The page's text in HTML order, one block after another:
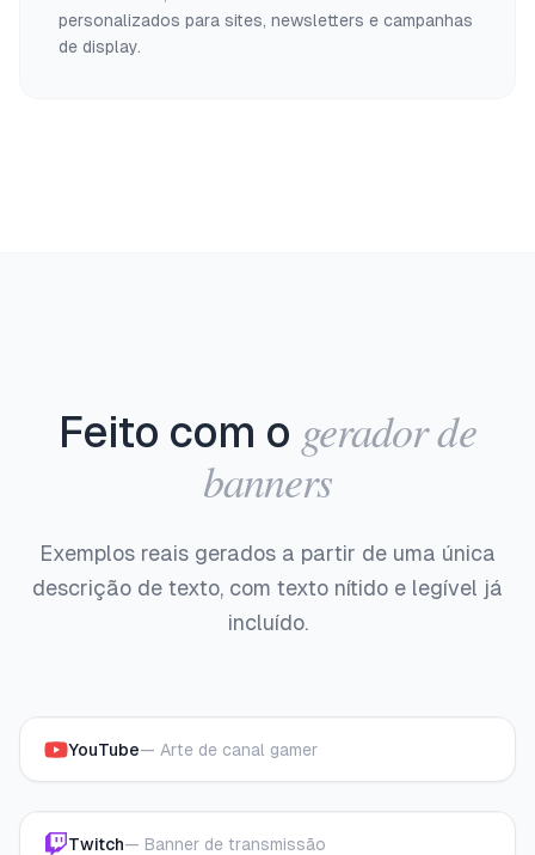
personalizados para sites, newsletters e campanhas
de display.
Feito com o gerador de
banners
Exemplos reais gerados a partir de uma única
descrição de texto, com texto nítido e legível já
incluído.
YouTube— Arte de canal gamer
Twitch— Banner de transmissão